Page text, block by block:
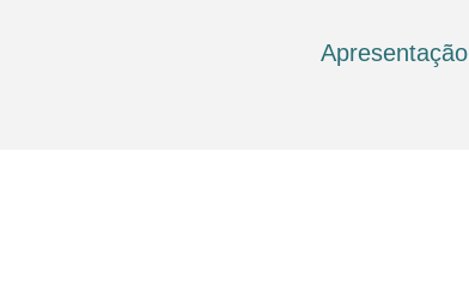
Apresentação